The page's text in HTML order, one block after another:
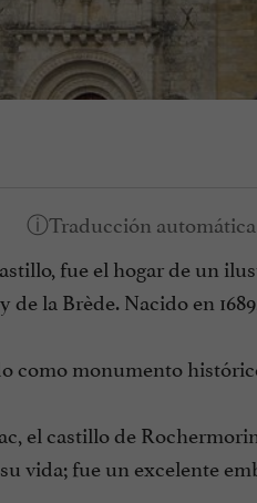
fue el hogar de un
la Brède. Nacido en
como monumento
el castillo de
vida; fue un excelente